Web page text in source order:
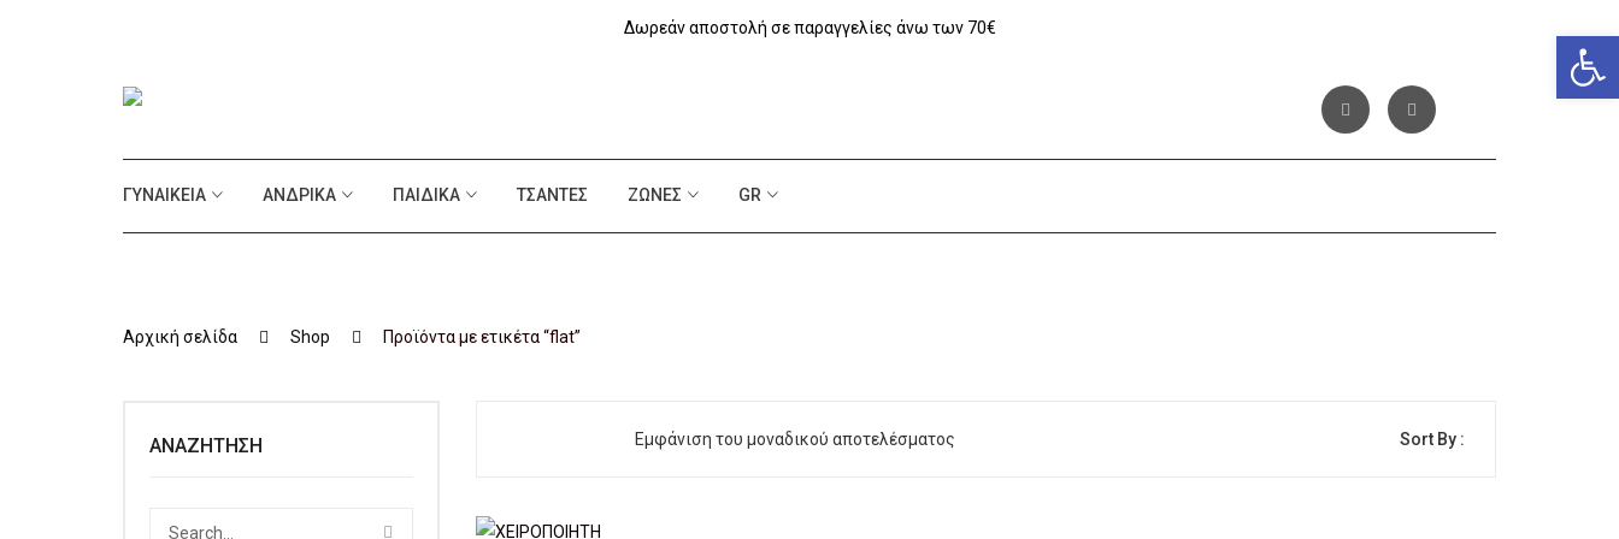
Δωρεάν αποστολή σε παραγγελίες άνω των 70€
ΓΥΝΑΙΚΕΊΑ ΑΝΔΡΙΚΆ ΠΑΙΔΙΚΆ ΤΣΆΝΤΕΣ ΖΏΝΕΣ GR
Αρχική σελίδα Shop Προϊόντα με ετικέτα “flat”
Εμφάνιση του μοναδικού αποτελέσματος Sort By :
ΑΝΑΖΉΤΗΣΗ